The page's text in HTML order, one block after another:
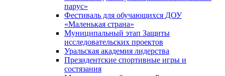
парус»
Фестиваль для обучающихся ДОУ
«Маленькая страна»
Муниципальный этап Защиты
исследовательских проектов
Уральская академия лидерства
Президентские спортивные игры и
состязания